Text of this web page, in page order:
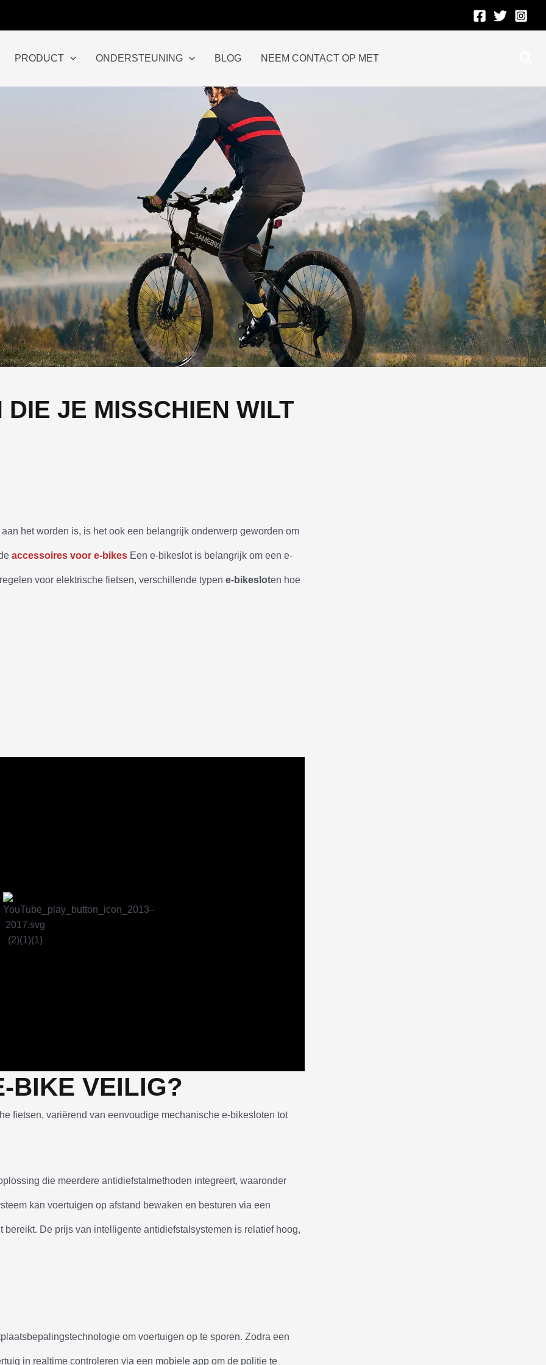
PRODUCT ONDERSTEUNING BLOG NEEM CONTACT OP MET
JE MISSCHIEN WILT
het worden is, is het ook een belangrijk onderwerp geworden om
accessoires voor e-bikes Een e-bikeslot is belangrijk om een e-
voor elektrische fietsen, verschillende typen e-bikesloten hoe
BIKE VEILIG?
fietsen, variërend van eenvoudige mechanische e-bikesloten tot
die meerdere antidiefstalmethoden integreert, waaronder
kan voertuigen op afstand bewaken en besturen via een
De prijs van intelligente antidiefstalsystemen is relatief hoog,
om voertuigen op te sporen. Zodra een
in realtime controleren via een mobiele app om de politie te